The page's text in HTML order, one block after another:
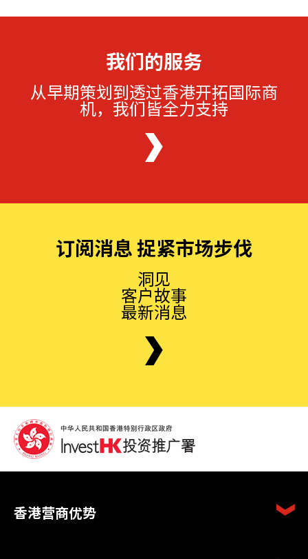
我们的服务
从早期策划到透过香港开拓国际商
机，我们皆全力支持
订阅消息 捉紧市场步伐
洞见
客户故事
最新消息
香港营商优势